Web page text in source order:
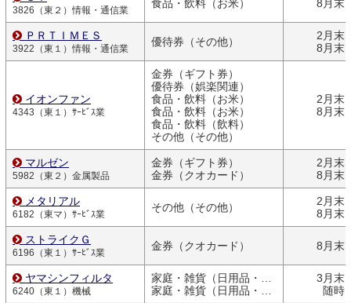
3826（東２）情報・通信業
食品・飲料（お米） 8月末
ＰＲＴＩＭＥＳ
3922（東１）情報・通信業
優待券（その他）
2月末
8月末
イオンファン
4343（東１）ｻｰﾋﾞｽ業
金券（ギフト券）
優待券（娯楽関連）
食品・飲料（お米）
食品・飲料（お米）
食品・飲料（飲料）
その他（その他）
2月末
8月末
マルゼン
5982（東２）金属製品
金券（ギフト券）
金券（クオカード）
2月末
8月末
メタリアル
6182（東マ）ｻｰﾋﾞｽ業
その他（その他）
2月末
8月末
ストライクＧ
6196（東１）ｻｰﾋﾞｽ業
金券（クオカード） 8月末
ヤマシンフィルタ
6240（東１）機械
家庭・雑貨（日用品・文房具）
家庭・雑貨（日用品・文房具）
3月末
随時